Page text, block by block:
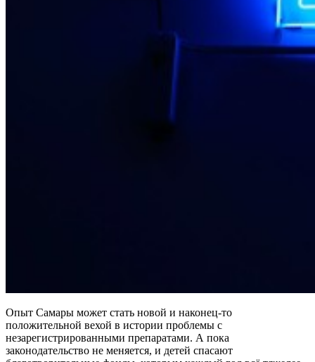
Опыт Самары может стать новой и наконец-то
положительной вехой в истории проблемы с
незарегистрированными препаратами. А пока
законодательство не меняется, и детей спасают